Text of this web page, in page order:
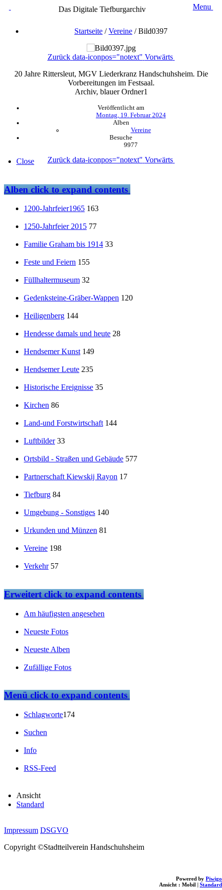
Das Digitale Tiefburgarchiv Menu
Startseite /Vereine /Bild0397
Zurück data-iconpos="notext" Vorwärts
20 Jahre Rittersleut, MGV Liederkranz Handschuhsheim. Die
Vorbereitungen im Festsaal.
Archiv, blauer Ordner1
Veröffentlicht am
Montag, 19. Februar 2024
Alben
Vereine
Besuche
9977
Zurück data-iconpos="notext" Vorwärts
Powered by Piwigo
Ansicht : Mobil | Standard
Close
Albenclick to expand contents
1200-Jahrfeier1965 163
1250-Jahrfeier 2015 77
Familie Graham bis 1914 33
Feste und Feiern 155
Füllhaltermuseum 32
Gedenksteine-Gräber-Wappen 120
Heiligenberg 144
Hendesse damals und heute 28
Hendsemer Kunst 149
Hendsemer Leute 235
Historische Ereignisse 35
Kirchen 86
Land-und Forstwirtschaft 144
Luftbilder 33
Ortsbild - Straßen und Gebäude 577
Partnerschaft Kiewskij Rayon 17
Tiefburg 84
Umgebung - Sonstiges 140
Urkunden und Münzen 81
Vereine 198
Verkehr 57
Erweitertclick to expand contents
Am häufigsten angesehen
Neueste Fotos
Neueste Alben
Zufällige Fotos
Menüclick to expand contents
Schlagworte174
Suchen
Info
RSS-Feed
Ansicht
Standard
Impressum DSGVO
Copyright ©Stadtteilverein Handschuhsheim